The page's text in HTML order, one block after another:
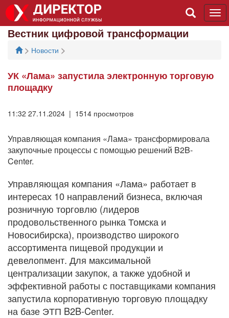
Вестник цифровой трансформации
> Новости >
УК «Лама» запустила электронную торговую
площадку
11:32 27.11.2024 | 1514 просмотров
Управляющая компания «Лама» трансформировала
закупочные процессы с помощью решений B2B-
Center.
Управляющая компания «Лама» работает в
интересах 10 направлений бизнеса, включая
розничную торговлю (лидеров
продовольственного рынка Томска и
Новосибирска), производство широкого
ассортимента пищевой продукции и
девелопмент. Для максимальной
централизации закупок, а также удобной и
эффективной работы с поставщиками компания
запустила корпоративную торговую площадку
на базе ЭТП B2B-Center.